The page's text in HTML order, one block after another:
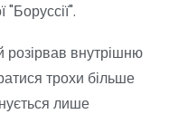
розірвав внутрішню
трохи більше
лише